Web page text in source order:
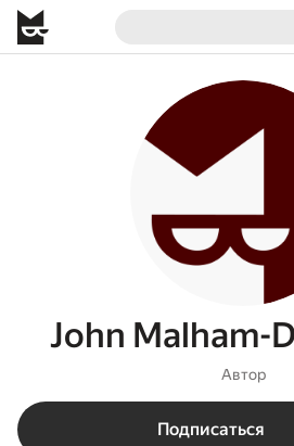
John Malham-
Автор
Подписаться